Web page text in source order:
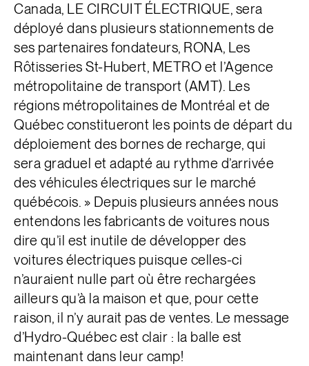
Canada, LE CIRCUIT ÉLECTRIQUE, sera
déployé dans plusieurs stationnements de
ses partenaires fondateurs, RONA, Les
Rôtisseries St-Hubert, METRO et l’Agence
métropolitaine de transport (AMT). Les
régions métropolitaines de Montréal et de
Québec constitueront les points de départ du
déploiement des bornes de recharge, qui
sera graduel et adapté au rythme d’arrivée
des véhicules électriques sur le marché
québécois. » Depuis plusieurs années nous
entendons les fabricants de voitures nous
dire qu’il est inutile de développer des
voitures électriques puisque celles-ci
n’auraient nulle part où être rechargées
ailleurs qu’à la maison et que, pour cette
raison, il n’y aurait pas de ventes. Le message
d’Hydro-Québec est clair : la balle est
maintenant dans leur camp!